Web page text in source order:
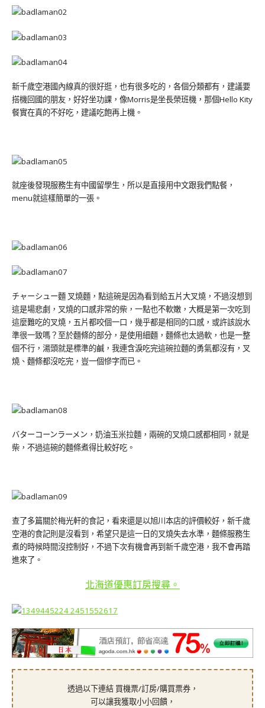
新千歲空港國內線真的很好逛，也有很多吃的，各個分類都有，建議要
搭機回國的朋友，好好坐功課，像Morris是坐長榮班機，那個Hello Kity
餐實在真的不好吃，建議吃飽再上機。
就座後發現服務生有中國留學生，所以是直接用中文跟我們點餐，
menu就這樣簡單的一張。
チャーシュー麵 叉燒麵，點這碗是因為看到給五片大叉燒，不過沒想到
這是場悲劇，叉燒的口感非常的柴，一點也不軟嫩，大概是第一次吃到
這麼難吃的叉燒，五片都咬個一口，幾乎都是相同的口感，或許該說水
準很一致嗎？至於麵條的部分，是使用細麵，麵條也太過軟，也是一整
個不行，湯頭就是標準的鹹，我連含淚吃完這碗拉麵的勇氣都沒有，叉
燒、麵條都沒吃完，豈一個慘字而已。
バターコーンラーメン，奶油玉米拉麵，兩碗的叉燒口感都相同，就是
柴，不過這碗的麵條煮得比較好吃。
查了多篇關於梅光軒的食記，看來還是以旭川本店的評價較好，新千歲
空港的食記則是沒看到，希望只是這一日的叉燒失去水準，麵條服務生
煮的時候時間沒控制好，不過下次有機會再到新千歲空港，我不會再踏
進來了。
北海道優惠訂房搜尋。
透過以下連結 買機票/訂房/購買票券，
可以讓我獲取小小回饋，